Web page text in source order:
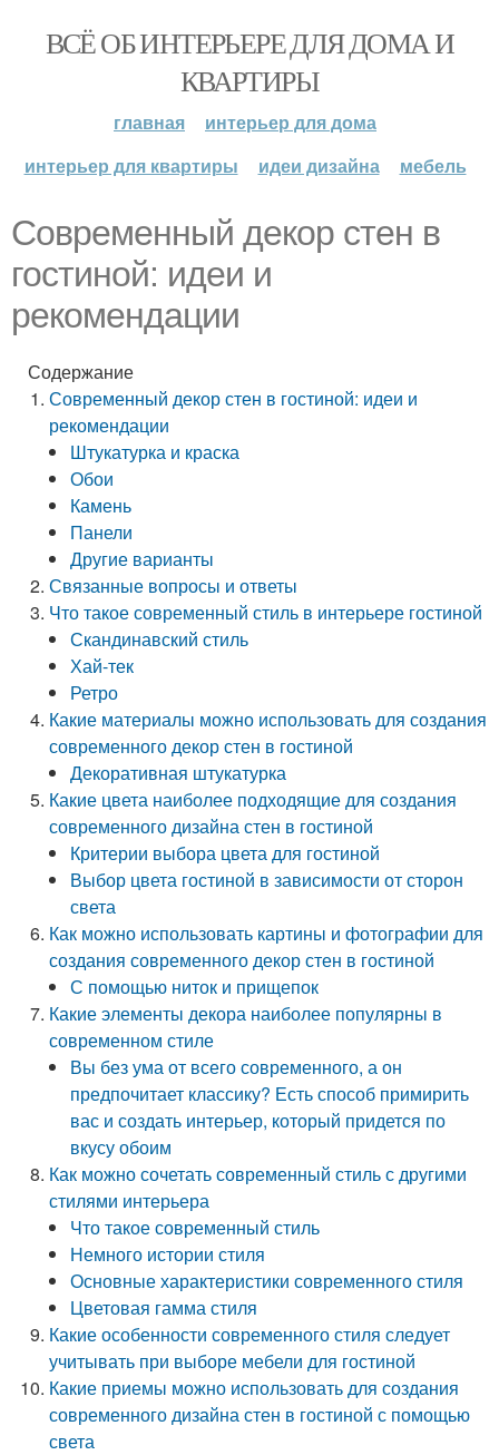
ВСЁ ОБ ИНТЕРЬЕРЕ ДЛЯ ДОМА И
КВАРТИРЫ
главная
интерьер для дома
интерьер для квартиры
идеи дизайна мебель
Современный декор стен в
гостиной: идеи и
рекомендации
Содержание
Современный декор стен в гостиной: идеи и
рекомендации
Штукатурка и краска
Обои
Камень
Панели
Другие варианты
Связанные вопросы и ответы
Что такое современный стиль в интерьере гостиной
Скандинавский стиль
Хай-тек
Ретро
Какие материалы можно использовать для создания
современного декор стен в гостиной
Декоративная штукатурка
Какие цвета наиболее подходящие для создания
современного дизайна стен в гостиной
Критерии выбора цвета для гостиной
Выбор цвета гостиной в зависимости от сторон
света
Как можно использовать картины и фотографии для
создания современного декор стен в гостиной
С помощью ниток и прищепок
Какие элементы декора наиболее популярны в
современном стиле
Вы без ума от всего современного, а он
предпочитает классику? Есть способ примирить
вас и создать интерьер, который придется по
вкусу обоим
Как можно сочетать современный стиль с другими
стилями интерьера
Что такое современный стиль
Немного истории стиля
Основные характеристики современного стиля
Цветовая гамма стиля
Какие особенности современного стиля следует
учитывать при выборе мебели для гостиной
Какие приемы можно использовать для создания
современного дизайна стен в гостиной с помощью
света